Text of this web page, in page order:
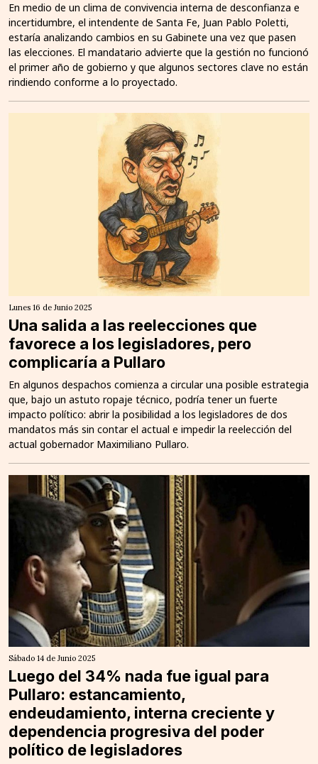
En medio de un clima de convivencia interna de desconfianza e
incertidumbre, el intendente de Santa Fe, Juan Pablo Poletti,
estaría analizando cambios en su Gabinete una vez que pasen
las elecciones. El mandatario advierte que la gestión no funcionó
el primer año de gobierno y que algunos sectores clave no están
rindiendo conforme a lo proyectado.
Lunes 16 de Junio 2025
Una salida a las reelecciones que
favorece a los legisladores, pero
complicaría a Pullaro
En algunos despachos comienza a circular una posible estrategia
que, bajo un astuto ropaje técnico, podría tener un fuerte
impacto político: abrir la posibilidad a los legisladores de dos
mandatos más sin contar el actual e impedir la reelección del
actual gobernador Maximiliano Pullaro.
Sábado 14 de Junio 2025
Luego del 34% nada fue igual para
Pullaro: estancamiento,
endeudamiento, interna creciente y
dependencia progresiva del poder
político de legisladores